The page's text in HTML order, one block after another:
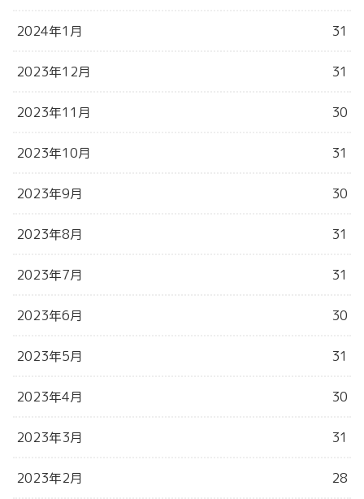
2024年1月 31
2023年12月 31
2023年11月 30
2023年10月 31
2023年9月 30
2023年8月 31
2023年7月 31
2023年6月 30
2023年5月 31
2023年4月 30
2023年3月 31
2023年2月 28